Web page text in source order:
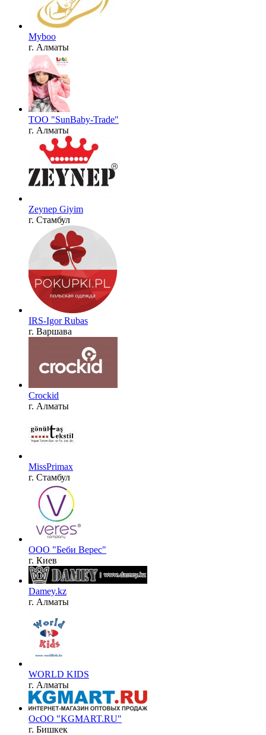
Myboo
г. Алматы
ТОО "SunBaby-Trade"
г. Алматы
Zeynep Giyim
г. Стамбул
IRS-Igor Rubas
г. Варшава
Crockid
г. Алматы
MissPrimax
г. Стамбул
ООО "Беби Верес"
г. Киев
Damey.kz
г. Алматы
WORLD KIDS
г. Алматы
ОсОО "KGMART.RU"
г. Бишкек